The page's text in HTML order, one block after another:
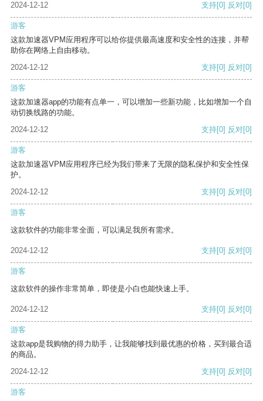
2024-12-12
支持[0] 反对[0]
游客
这款加速器VPM应用程序可以给你提供最高速度和安全性的连接，并帮
助你在网络上自由移动。
2024-12-12
支持[0] 反对[0]
游客
这款加速器app的功能有点单一，可以增加一些新功能，比如增加一个自
动切换线路的功能。
2024-12-12
支持[0] 反对[0]
游客
这款加速器VPM应用程序已经为我们带来了无限的隐私保护和安全性保
护。
2024-12-12
支持[0] 反对[0]
游客
这款软件的功能非常全面，可以满足我所有需求。
2024-12-12 支持[0] 反对[0]
游客
这款软件的操作非常简单，即使是小白也能快速上手。
2024-12-12 支持[0] 反对[0]
游客
这款app是我购物的得力助手，让我能够找到最优惠的价格，买到最合适
的商品。
2024-12-12
支持[0] 反对[0]
游客